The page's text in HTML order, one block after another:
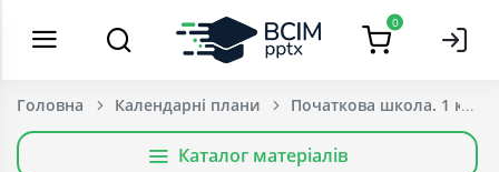
0
Головна Календарні плани Початкова школа. 1 клас
Каталог матеріалів